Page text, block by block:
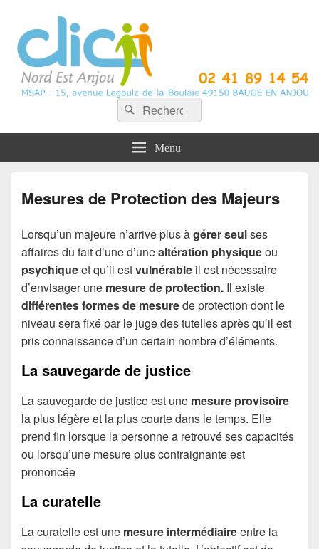
CLIC Nord Est Anjou
Recherche :
Rechercher
Menu
Mesures de Protection des Majeurs
Lorsqu’un majeure n’arrive plus àgérer seulses
affaires du fait d’une d’unealtération physiqueou
psychiqueet qu’il estvulnérable il est nécessaire
d’envisager une mesure de protection. Il existe
différentes formes de mesurede protection dont le
niveau sera fixé par le juge des tutelles après qu’il est
pris connaissance d’un certain nombre d’éléments.
La sauvegarde de justice
La sauvegarde de justice est une mesure provisoire
la plus légère et la plus courte dans le temps. Elle
prend fin lorsque la personne a retrouvé ses capacités
ou lorsqu’une mesure plus contraignante est
prononcée
La curatelle
La curatelle est une mesure intermédiaireentre la